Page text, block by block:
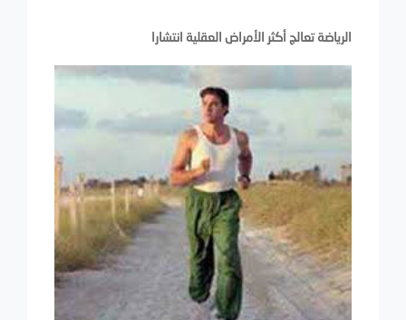
الرياضة تعالج أكثر الأمراض العقلية انتشارا